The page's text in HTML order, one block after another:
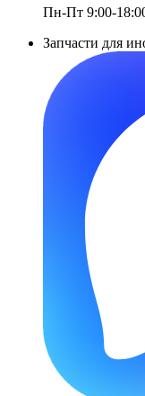
Пн-Пт 9:00-
Запчасти для